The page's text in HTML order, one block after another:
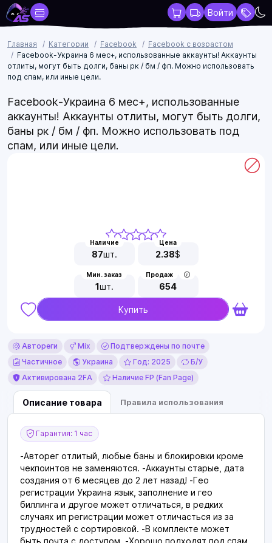
Войти
Главная Категории Facebook
Facebook с возрастом
Facebook-Украина 6 мес+, использованные аккаунты! Аккаунты
отлиты, могут быть долги, баны рк / бм / фп. Можно использовать
под спам, или иные цели.
Facebook-Украина 6 мес+, использованные
аккаунты! Аккаунты отлиты, могут быть долги,
баны рк / бм / фп. Можно использовать под
спам, или иные цели.
Наличие
87шт.
Цена
2.38$
Мин. заказ
1шт.
Продаж
654
Купить
Автореги Mix
Подтверждены по почте
Частичное
Украина Год: 2025
Б/У
Активирована 2FA
Наличие FP (Fan Page)
Описание товара Правила использования
Гарантия: 1 час
-Авторег отлитый, любые баны и блокировки кроме
чекпоинтов не заменяются. -Аккаунты старые, дата
создания от 6 месяцев до 2 лет назад! -Гео
регистрации Украина язык, заполнение и гео
биллинга и другое может отличаться, в редких
случаях ип регистрации может отличасться из за
трудностей с сортировкой. -В комплекте может
быть почта с доступом. -Хорошо подходят под спам.